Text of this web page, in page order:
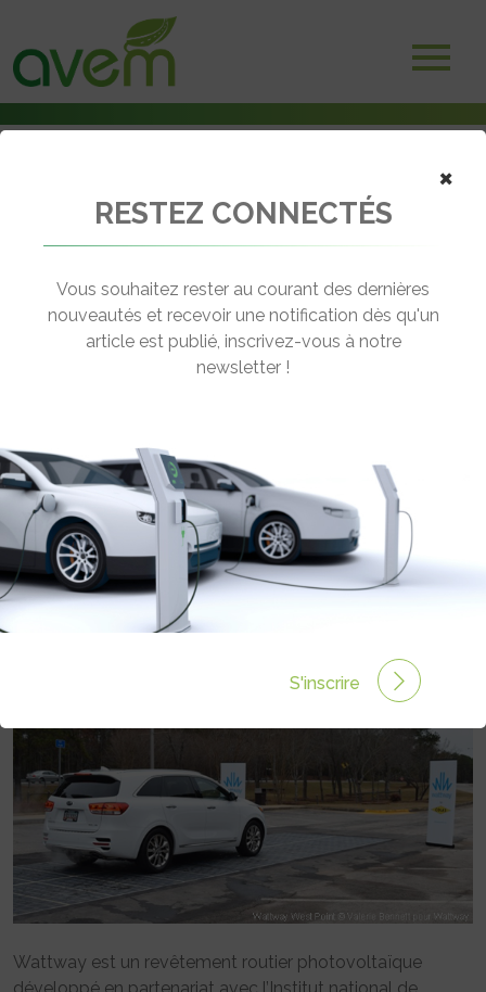
Wattway, route solaire inaugurée dans l’Orne, l’Aveyron et installée
← Revenir aux actualités
WATTWAY, ROUTE SOLAIRE
INAUGURÉE DANS L’ORNE,
L’AVEYRON ET INSTALLÉE AUX
ETATS-UNIS
Rédigé par Philippe Schwoerer le 26 Déc 2016 à 00:00
0 commentaires
Wattway est un revêtement routier photovoltaïque
×
RESTEZ CONNECTÉS
Vous souhaitez rester au courant des dernières
nouveautés et recevoir une notification dès qu'un
article est publié, inscrivez-vous à notre
newsletter !
S'inscrire